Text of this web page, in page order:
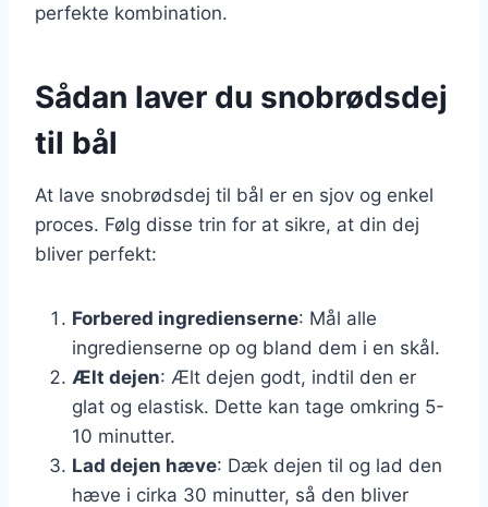
perfekte kombination.
Sådan laver du snobrødsdej
til bål
At lave snobrødsdej til bål er en sjov og enkel
proces. Følg disse trin for at sikre, at din dej
bliver perfekt:
Forbered ingredienserne: Mål alle
ingredienserne op og bland dem i en skål.
Ælt dejen: Ælt dejen godt, indtil den er
glat og elastisk. Dette kan tage omkring 5-
10 minutter.
Lad dejen hæve: Dæk dejen til og lad den
hæve i cirka 30 minutter, så den bliver